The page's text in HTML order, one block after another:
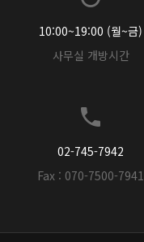
10:00~19:00 (월~금)
사무실 개방시간
02-745-7942
Fax : 070-7500-7941